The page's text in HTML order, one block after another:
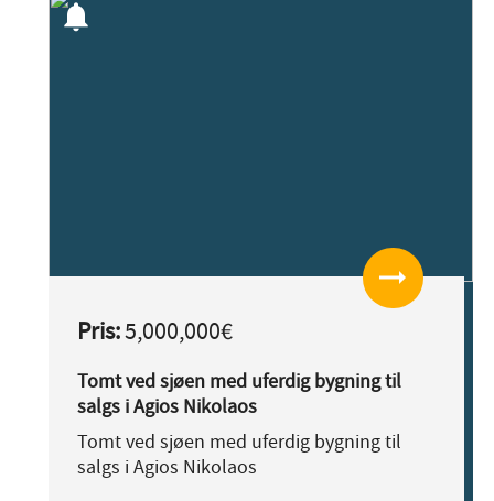
notifications
arrow_right_alt
Pris:5,000,000€
Tomt ved sjøen med uferdig bygning til
salgs i Agios Nikolaos
Tomt ved sjøen med uferdig bygning til
salgs i Agios Nikolaos